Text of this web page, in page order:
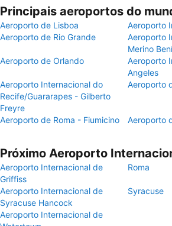
Principais aeroportos do
Aeroporto de Lisboa
Aeroporto
Aeroporto de Rio Grande
Aeroporto
Merino
Aeroporto de Orlando
Aeroporto
Angeles
Aeroporto Internacional do
Recife/Guararapes - Gilberto
Freyre
Aeroporto
Aeroporto de Roma - Fiumicino Aeroporto
Próximo Aeroporto
Aeroporto Internacional de
Griffiss
Roma
Aeroporto Internacional de
Syracuse Hancock
Syracuse
Aeroporto Internacional de